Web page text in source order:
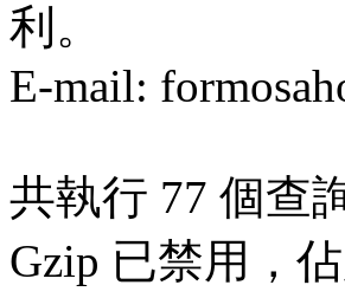
利。
E-mail:
共執行 77 個查
Gzip 已禁用，